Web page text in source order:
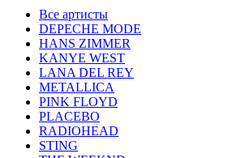
Все артисты
DEPECHE MODE
HANS ZIMMER
KANYE WEST
LANA DEL REY
METALLICA
PINK FLOYD
PLACEBO
RADIOHEAD
STING